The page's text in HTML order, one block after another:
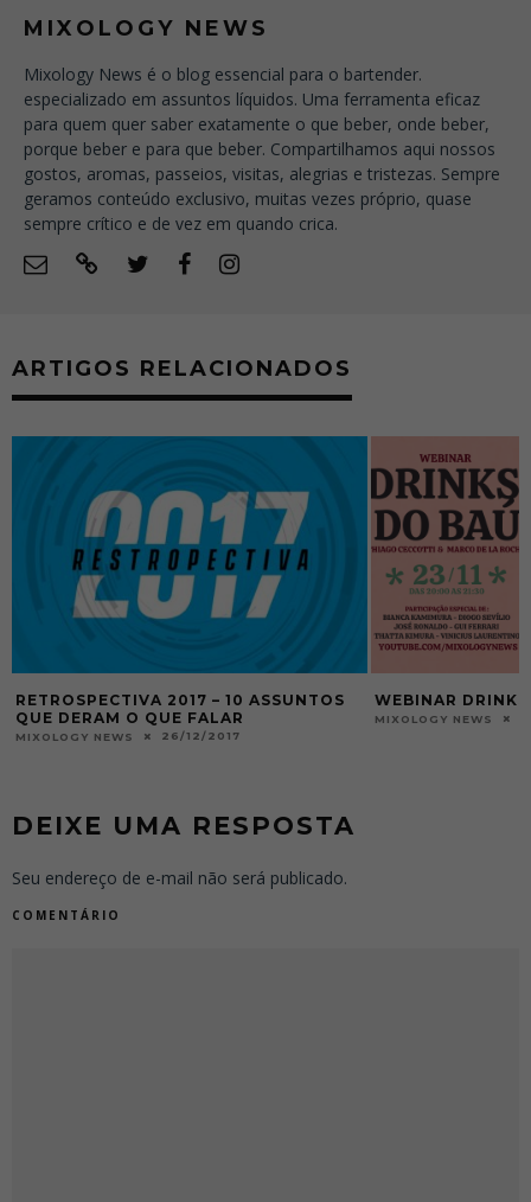
MIXOLOGY NEWS
Mixology News é o blog essencial para o bartender.
especializado em assuntos líquidos. Uma ferramenta eficaz
para quem quer saber exatamente o que beber, onde beber,
porque beber e para que beber. Compartilhamos aqui nossos
gostos, aromas, passeios, visitas, alegrias e tristezas. Sempre
geramos conteúdo exclusivo, muitas vezes próprio, quase
sempre crítico e de vez em quando crica.
ARTIGOS RELACIONADOS
WEBINAR DRINKS DO BAÚ – 23/11
MIXOLOGY NEWS 22/11/2020
BARTALKS #4 –
STEPHANIE
DEIXE UMA RESPOSTA
Seu endereço de e-mail não será publicado.
COMENTÁRIO